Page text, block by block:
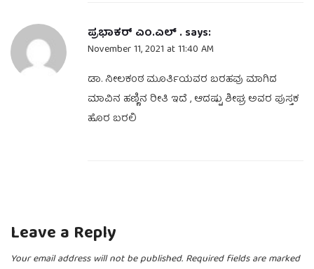
ಪ್ರಭಾಕರ್ ಎಂ.ಎಲ್ .says:
November 11, 2021 at 11:40 AM
ಡಾ. ನೀಲಕಂಠ ಮೂರ್ತಿಯವರ ಬರಹವು ಮಾಗಿದ
ಮಾವಿನ ಹಣ್ಣಿನ ರೀತಿ ಇದೆ , ಆದಷ್ಟು ಶೀಘ್ರ ಅವರ ಪುಸ್ತಕ
ಹೊರ ಬರಲಿ
Leave a Reply
Your email address will not be published. Required fields are marked